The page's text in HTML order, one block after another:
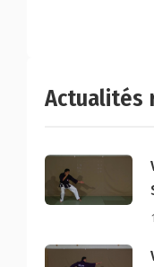
Actualités